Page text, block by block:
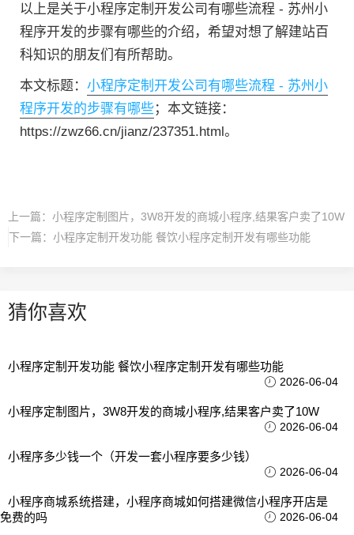
以上是关于小程序定制开发公司有哪些流程 - 苏州小
程序开发的步骤有哪些的介绍，希望对想了解建站百
科知识的朋友们有所帮助。
本文标题： 小程序定制开发公司有哪些流程 - 苏州小
程序开发的步骤有哪些；本文链接：
https://zwz66.cn/jianz/237351.html。
上一篇： 小程序定制图片，3W8开发的商城小程序,结果客户卖了10W
下一篇： 小程序定制开发功能 餐饮小程序定制开发有哪些功能
猜你喜欢
小程序定制开发功能 餐饮小程序定制开发有哪些功能
2026-06-04
小程序定制图片，3W8开发的商城小程序,结果客户卖了10W
2026-06-04
小程序多少钱一个（开发一套小程序要多少钱）
2026-06-04
小程序商城系统搭建，小程序商城如何搭建微信小程序开店是
免费的吗
2026-06-04